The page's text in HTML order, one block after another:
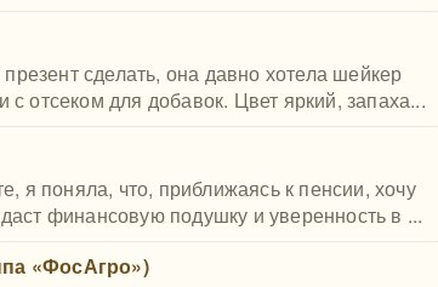
сделать, она давно хотела шейкер
отсеком для добавок. Цвет яркий, запаха...
я поняла, что, приближаясь к пенсии, хочу
финансовую подушку и уверенность в ...
«ФосАгро»)